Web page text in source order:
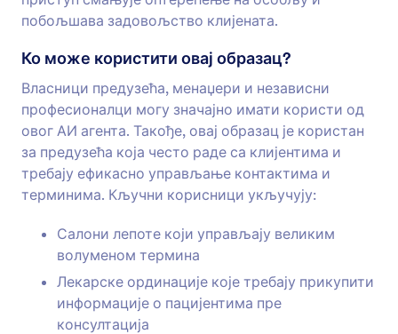
побољшава задовољство клијената.
Ко може користити овај образац?
Власници предузећа, менаџери и независни
професионалци могу значајно имати користи од
овог АИ агента. Такође, овај образац је користан
за предузећа која често раде са клијентима и
требају ефикасно управљање контактима и
терминима. Кључни корисници укључују:
Салони лепоте који управљају великим
волуменом термина
Лекарске ординације које требају прикупити
информације о пацијентима пре
консултација